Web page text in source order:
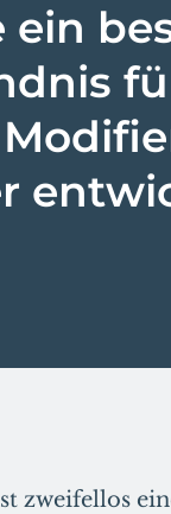
ein
zweifellos